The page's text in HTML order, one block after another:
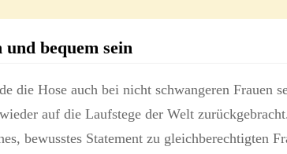
bequem sein
die Hose auch bei nicht schwangeren Frauen
auf die Laufstege der Welt
bewusstes Statement zu gleichberechtigten